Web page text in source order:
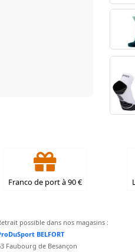
Franco de port à 90 €
possible dans nos magasins :
BELFORT
Faubourg de Besançon